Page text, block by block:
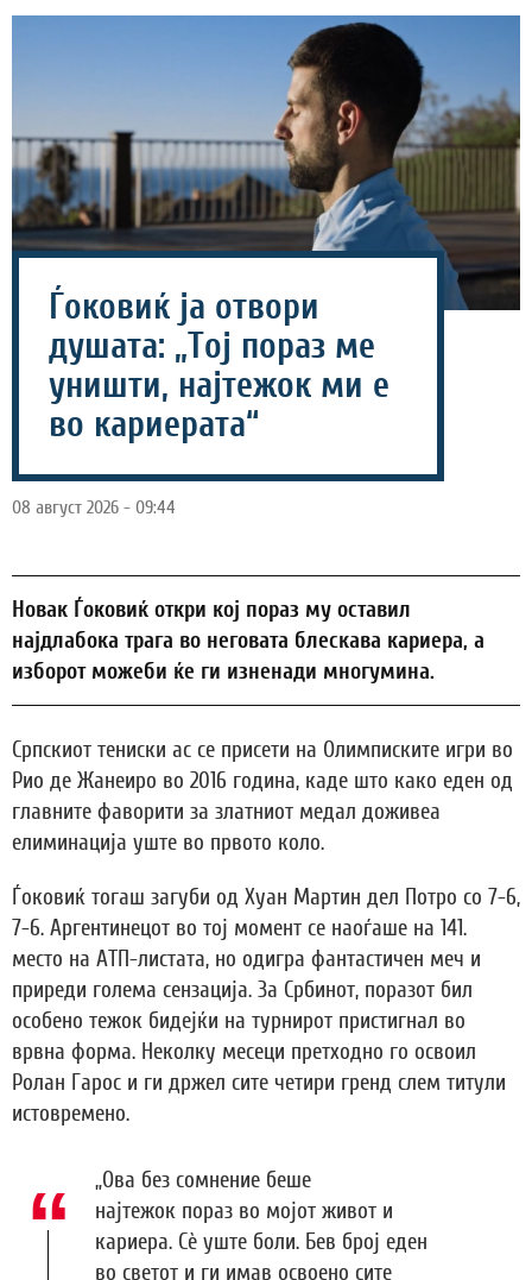
Ѓоковиќ ја отвори
душата: „Тој пораз ме
уништи, најтежок ми е
во кариерата“
08 август 2026 - 09:44
Новак Ѓоковиќ откри кој пораз му оставил
најдлабока трага во неговата блескава кариера, а
изборот можеби ќе ги изненади многумина.
Српскиот тениски ас се присети на Олимписките игри во
Рио де Жанеиро во 2016 година, каде што како еден од
главните фаворити за златниот медал доживеа
елиминација уште во првото коло.
Ѓоковиќ тогаш загуби од Хуан Мартин дел Потро со 7-6,
7-6. Аргентинецот во тој момент се наоѓаше на 141.
место на АТП-листата, но одигра фантастичен меч и
приреди голема сензација. За Србинот, поразот бил
особено тежок бидејќи на турнирот пристигнал во
врвна форма. Неколку месеци претходно го освоил
Ролан Гарос и ги држел сите четири гренд слем титули
истовремено.
„Ова без сомнение беше
најтежок пораз во мојот живот и
кариера. Сè уште боли. Бев број еден
во светот и ги имав освоено сите